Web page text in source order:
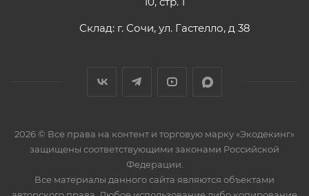
Склад: г. Сочи, ул. Гастелло, д 38
2026 © Все права на контент и торговую марку «Экодекинг»
защищены соответствующими законами Российской
Федерации.
Все материалы данного сайта являются объектами